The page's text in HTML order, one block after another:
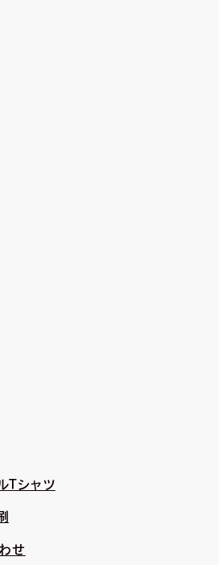
Tシャツ
せ